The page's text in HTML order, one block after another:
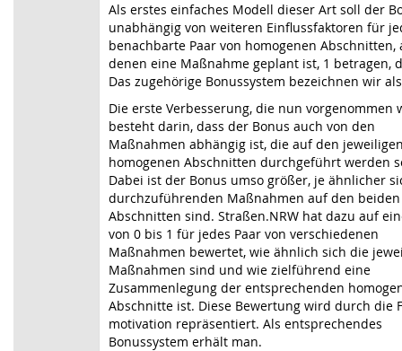
Als erstes einfaches Modell dieser Art soll der
unabhängig von weiteren Einflussfaktoren für
benachbarte Paar von homogenen Abschnitten,
denen eine Maßnahme geplant ist, 1 betragen,
Das zugehörige Bonussystem bezeichnen wir
Die erste Verbesserung, die nun vorgenommen
besteht darin, dass der Bonus auch von den
Maßnahmen abhängig ist, die auf den
homogenen Abschnitten durchgeführt werden
Dabei ist der Bonus umso größer, je ähnlicher
durchzuführenden Maßnahmen auf den beiden
Abschnitten sind. Straßen.NRW hat dazu auf
von 0 bis 1 für jedes Paar von verschiedenen
Maßnahmen bewertet, wie ähnlich sich die
Maßnahmen sind und wie zielführend eine
Zusammenlegung der entsprechenden
Abschnitte ist. Diese Bewertung wird durch die
motivation repräsentiert. Als entsprechendes
Bonussystem erhält man.